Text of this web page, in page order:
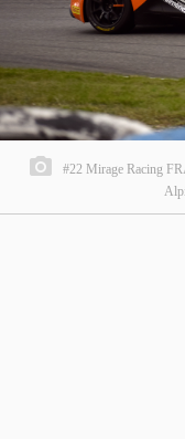
#22 Mirage Racing